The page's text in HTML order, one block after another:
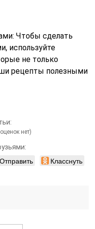
Чтобы сделать
используйте
не только
рецепты полезными
нет)
Отправить Класснуть